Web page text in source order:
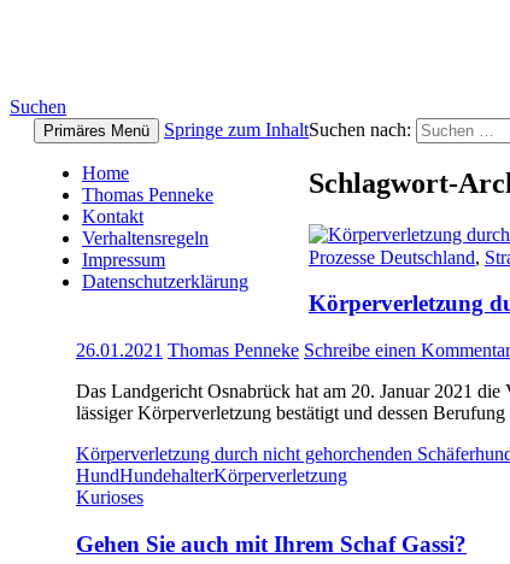
Suchen
Primäres Menü Springe zum Inhalt
Home
Thomas Penneke
Kontakt
Verhaltensregeln
Impressum
Datenschutzerklärung
Suchen nach:
Schlagwort-
Prozesse Deutschland,
Körperverletzung
26.01.2021 Thomas Penneke Schreibe einen Kommentar
Das Land­ge­richt Os­na­brück hat am 20. Januar 2021
läs­si­ger Kör­per­ver­let­zung be­stä­tigt und dessen
Körperverletzung durch nicht gehorchenden
HundHundehalterKörperverletzung
Kurioses
Gehen Sie auch mit Ihrem Schaf Gassi?